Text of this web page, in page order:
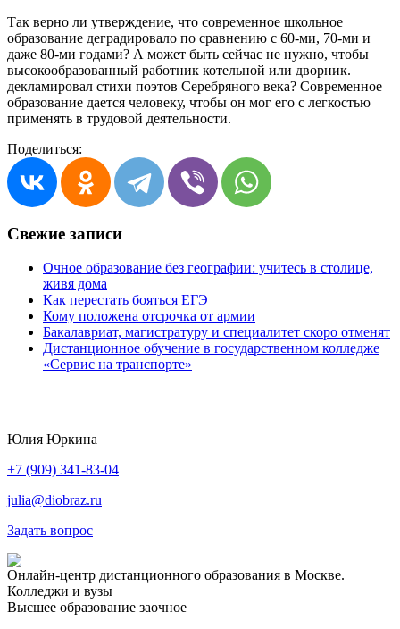
Так верно ли утверждение, что современное школьное
образование деградировало по сравнению с 60-ми, 70-ми и
даже 80-ми годами? А может быть сейчас не нужно, чтобы
высокообразованный работник котельной или дворник.
декламировал стихи поэтов Серебряного века? Современное
образование дается человеку, чтобы он мог его с легкостью
применять в трудовой деятельности.
Поделиться:
Свежие записи
Очное образование без географии: учитесь в столице,
живя дома
Как перестать бояться ЕГЭ
Кому положена отсрочка от армии
Бакалавриат, магистратуру и специалитет скоро отменят
Дистанционное обучение в государственном колледже
«Сервис на транспорте»
Юлия Юркина
+7 (909) 341-83-04
julia@diobraz.ru
Задать вопрос
Онлайн-центр дистанционного образования в Москве.
Колледжи и вузы
Высшее образование заочное